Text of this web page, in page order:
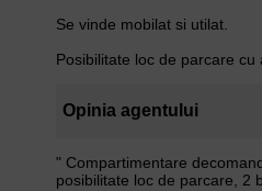
Se vinde mobilat si utilat.
Posibilitate loc de parcare
Opinia agentului
" Compartimentare
posibilitate loc de parcare, 2